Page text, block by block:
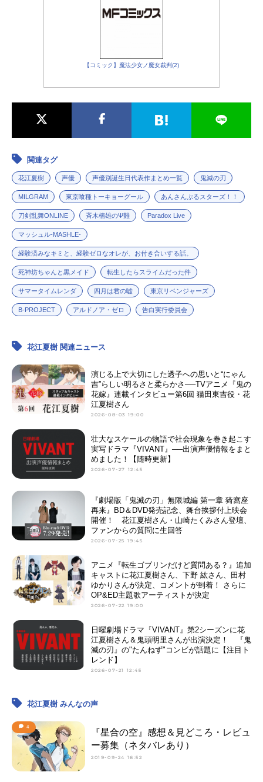
作：小学...
【コミック】魔法少女ノ魔女裁判(2)
関連タグ
花江夏樹 声優 声優別誕生日代表作まとめ一覧 鬼滅の刃
MILGRAM 東京喰種トーキョーグール あんさんぶるスターズ！！
刀剣乱舞ONLINE 斉木楠雄のΨ難 Paradox Live
マッシュル-MASHLE-
経験済みなキミと、経験ゼロなオレが、お付き合いする話。
死神坊ちゃんと黒メイド 転生したらスライムだった件
サマータイムレンダ 四月は君の嘘 東京リベンジャーズ
B-PROJECT アルドノア・ゼロ 告白実行委員会
花江夏樹 関連ニュース
演じる上で大切にした透子への思いと“にゃん
吉”らしい明るさと柔らかさ──TVアニメ『鬼の
花嫁』連載インタビュー第6回 猫田東吉役・花
江夏樹さん
2026-08-03 19:00
壮大なスケールの物語で社会現象を巻き起こす
実写ドラマ『VIVANT』──出演声優情報をまと
めました！【随時更新】
2026-07-27 12:45
『劇場版「鬼滅の刃」無限城編 第一章 猗窩座
再来』BD＆DVD発売記念、舞台挨拶付上映会
開催！ 花江夏樹さん・山崎たくみさん登壇、
ファンからの質問に生回答
2026-07-25 19:45
アニメ『転生ゴブリンだけど質問ある？』追加
キャストに花江夏樹さん、下野 紘さん、田村
ゆかりさんが決定、コメントが到着！ さらに
OP&ED主題歌アーティストが決定
2026-07-22 19:00
日曜劇場ドラマ『VIVANT』第2シーズンに花
江夏樹さん＆鬼頭明里さんが出演決定！ 『鬼
滅の刃』の"たんねず"コンビが話題に【注目ト
レンド】
2026-07-21 12:45
花江夏樹 みんなの声
4
『星合の空』感想＆見どころ・レビュ
ー募集（ネタバレあり）
2019-09-24 16:52